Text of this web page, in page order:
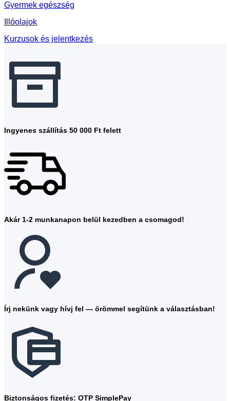
Gyermek egészség
Illóolajok
Kurzusok és jelentkezés
Ingyenes szállítás 50 000 Ft felett
Akár 1-2 munkanapon belül kezedben a csomagod!
Írj nekünk vagy hívj fel — örömmel segítünk a választásban!
Biztonságos fizetés: OTP SimplePay